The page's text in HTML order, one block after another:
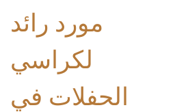
مورد رائد
لكراسي
الحفلات في